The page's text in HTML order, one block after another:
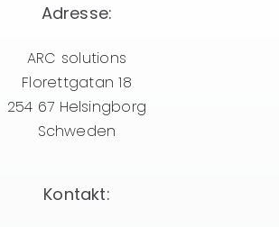
Adresse:
ARC solutions
Florettgatan 18
254 67 Helsingborg
Schweden
Kontakt: